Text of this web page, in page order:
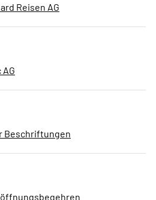
Reisen AG
Beschriftungen